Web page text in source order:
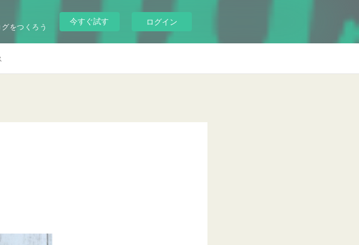
をつくろう
今すぐ試す ログイン